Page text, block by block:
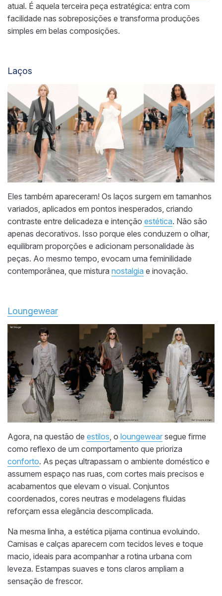
atual. É aquela terceira peça estratégica: entra com
facilidade nas sobreposições e transforma produções
simples em belas composições.
Laços
Eles também apareceram! Os laços surgem em tamanhos
variados, aplicados em pontos inesperados, criando
contraste entre delicadeza e intenção estética. Não são
apenas decorativos. Isso porque eles conduzem o olhar,
equilibram proporções e adicionam personalidade às
peças. Ao mesmo tempo, evocam uma feminilidade
contemporânea, que mistura nostalgia e inovação.
Loungewear
Agora, na questão de estilos , o loungewear segue firme
como reflexo de um comportamento que prioriza
conforto. As peças ultrapassam o ambiente doméstico e
assumem espaço nas ruas, com cortes mais precisos e
acabamentos que elevam o visual. Conjuntos
coordenados, cores neutras e modelagens fluidas
reforçam essa elegância descomplicada.
Na mesma linha, a estética pijama continua evoluindo.
Camisas e calças aparecem com tecidos leves e toque
macio, ideais para acompanhar a rotina urbana com
leveza. Estampas suaves e tons claros ampliam a
sensação de frescor.